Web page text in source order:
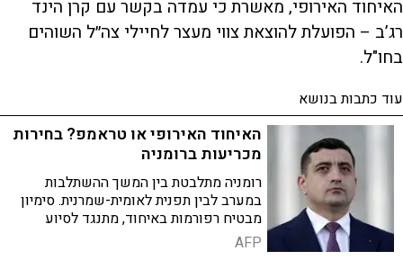
האיחוד האירופי, מאשרת כי עמדה בקשר עם קרן הינד
רג’ב – הפועלת להוצאת צווי מעצר לחיילי צה״ל השוהים
בחו"ל.
עוד כתבות בנושא
האיחוד האירופי או טראמפ? בחירות
מכריעות ברומניה
רומניה מתלבטת בין המשך ההשתלבות
במערב לבין תפנית לאומית-שמרנית. סימיון
מבטיח רפורמות באיחוד, מתנגד לסיוע
לאוקראינה ותומך בהתחזקות נאט"ו — אך
מעורר דאגה במוסדות האירופיי
AFP